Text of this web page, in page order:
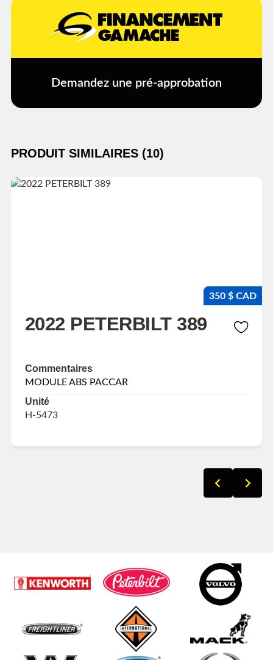
Demandez une pré-approbation
PRODUIT SIMILAIRES (10)
350 $ CAD
2022 PETERBILT 389
Commentaires
MODULE ABS PACCAR
Unité
H-5473